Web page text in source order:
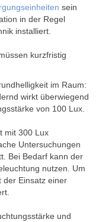
sein
in der Regel
installiert.
kurzfristig
im Raum:
wirkt überwiegend
von 100 Lux.
mit 300 Lux
Untersuchungen
Bei Bedarf kann der
nutzen. Um
der Einsatz einer
und